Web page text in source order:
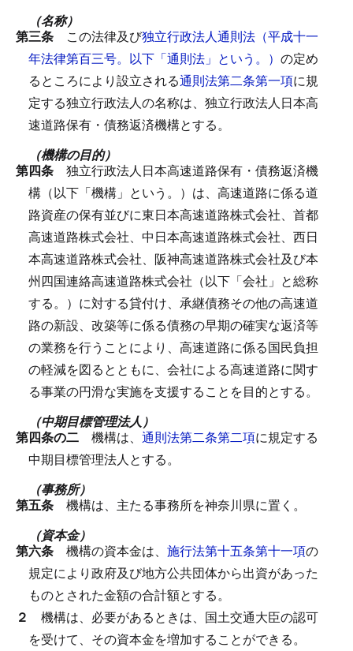
（名称）
第三条 この法律及び独立行政法人通則法（平成十一
年法律第百三号。以下「通則法」という。） の定め
るところにより設立される通則法第二条第一項に規
定する独立行政法人の名称は、独立行政法人日本高
速道路保有・債務返済機構とする。
（機構の目的）
第四条 独立行政法人日本高速道路保有・債務返済機
構（以下「機構」という。）は、高速道路に係る道
路資産の保有並びに東日本高速道路株式会社、首都
高速道路株式会社、中日本高速道路株式会社、西日
本高速道路株式会社、阪神高速道路株式会社及び本
州四国連絡高速道路株式会社（以下「会社」と総称
する。）に対する貸付け、承継債務その他の高速道
路の新設、改築等に係る債務の早期の確実な返済等
の業務を行うことにより、高速道路に係る国民負担
の軽減を図るとともに、会社による高速道路に関す
る事業の円滑な実施を支援することを目的とする。
（中期目標管理法人）
第四条の二 機構は、 通則法第二条第二項に規定する
中期目標管理法人とする。
（事務所）
第五条 機構は、主たる事務所を神奈川県に置く。
（資本金）
第六条 機構の資本金は、 施行法第十五条第十一項の
規定により政府及び地方公共団体から出資があった
ものとされた金額の合計額とする。
２ 機構は、必要があるときは、国土交通大臣の認可
を受けて、その資本金を増加することができる。